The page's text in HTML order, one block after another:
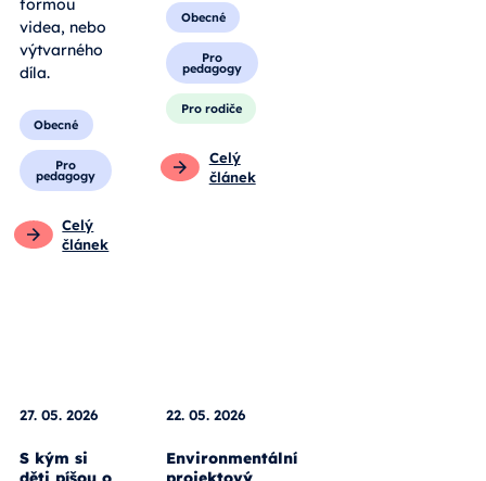
všedního
dne.“
Studenti ho
mohou
formou
videa, nebo
výtvarného
díla.
Obecné
režim.
Zákazy
ustupují do
pozadí.
Pro
pedagogy